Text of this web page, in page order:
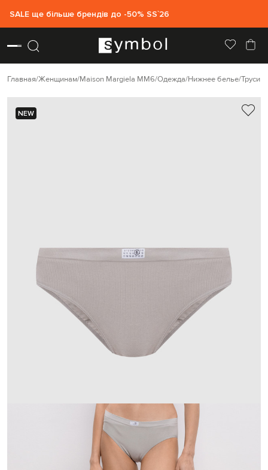
SALE ще більше брендів до -50% SS`26
Главная Женщинам Maison Margiela MM6 Одежда Нижнее белье Трусики
NEW